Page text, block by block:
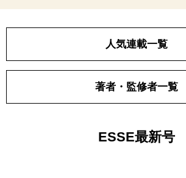
人気連載一覧
著者・監修者一覧
ESSE最新号